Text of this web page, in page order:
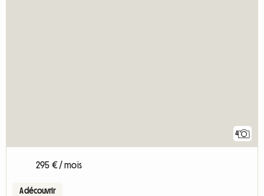
4
295 € / mois
A découvrir